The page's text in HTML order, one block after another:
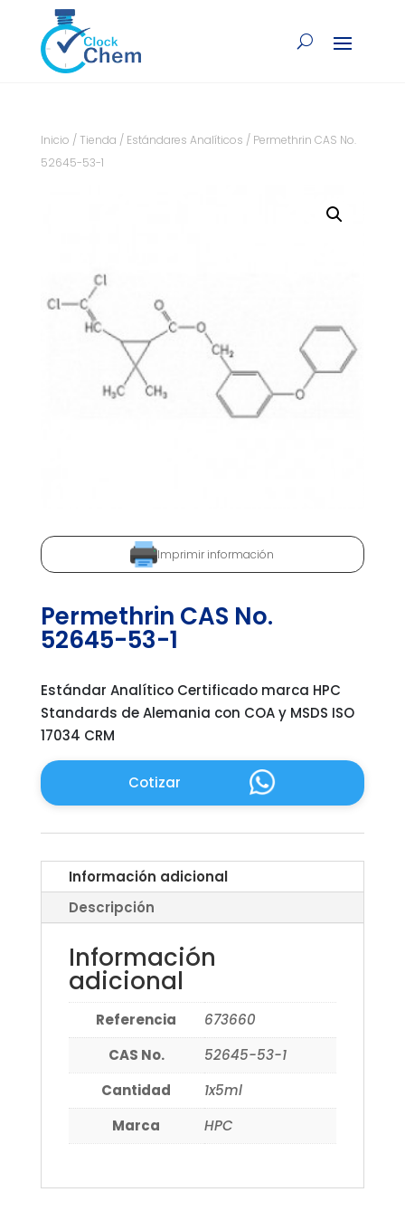
Inicio / Tienda / Estándares Analíticos / Permethrin CAS No.
52645-53-1
Imprimir información
Permethrin CAS No.
52645-53-1
Estándar Analítico Certificado marca HPC
Standards de Alemania con COA y MSDS ISO
17034 CRM
Cotizar
Información adicional
Descripción
Información
adicional
Referencia
673660
CAS No.
52645-53-1
Cantidad
1x5ml
Marca
HPC